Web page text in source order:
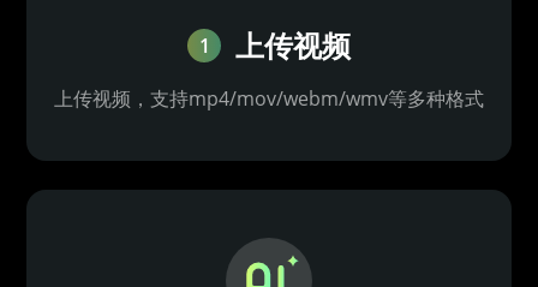
1 上传视频
上传视频，支持mp4/mov/webm/wmv等多种格式